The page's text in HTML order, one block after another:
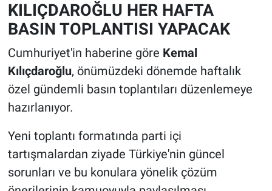
KILIÇDAROĞLU HER HAFTA
BASIN TOPLANTISI YAPACAK
Cumhuriyet'in haberine göre Kemal
Kılıçdaroğlu, önümüzdeki dönemde haftalık
özel gündemli basın toplantıları düzenlemeye
hazırlanıyor.
Yeni toplantı formatında parti içi
tartışmalardan ziyade Türkiye'nin güncel
sorunları ve bu konulara yönelik çözüm